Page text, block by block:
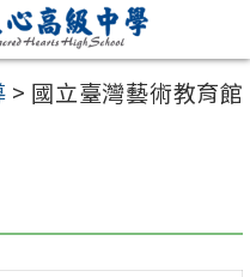
> 國立臺灣藝術教育館